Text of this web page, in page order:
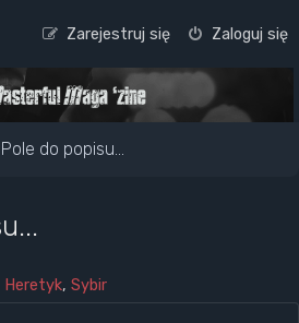
Zaloguj się
Zarejestruj się
Pole do popisu...
Heretyk, Sybir